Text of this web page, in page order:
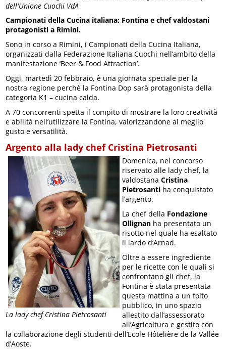
dell'Unione Cuochi VdA
Campionati della Cucina italiana: Fontina e chef valdostani
protagonisti a Rimini.
Sono in corso a Rimini, i Campionati della Cucina Italiana,
organizzati dalla Federazione Italiana Cuochi nell’ambito della
manifestazione ‘Beer & Food Attraction’.
Oggi, martedì 20 febbraio, è una giornata speciale per la
nostra regione perchè la Fontina Dop sarà protagonista della
categoria K1 – cucina calda.
A 70 concorrenti spetta il compito di mostrare la loro creatività
e abilità nell’utilizzare la Fontina, valorizzandone al meglio
gusto e versatilità.
Argento alla lady chef Cristina Pietrosanti
La lady chef Cristina Pietrosanti
Domenica, nel concorso
riservato alle lady chef, la
valdostana Cristina
Pietrosanti ha conquistato
l’argento.
La chef della Fondazione
Ollignan ha presentato un
risotto nel quale ha esaltato
il lardo d’Arnad.
Oltre a essere ingrediente
per le ricette con le quali si
confrontano gli chef, la
Fontina è stata presentata
questa mattina a un folto
pubblico, in uno spazio
allestito dall’assessorato
all’Agricoltura e gestito con
la collaborazione degli studenti dell’Ecole Hôtelière de la Vallée
d’Aoste.